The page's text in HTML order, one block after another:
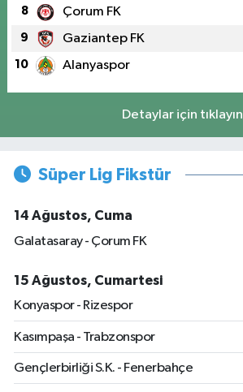
8 Çorum FK
9 Gaziantep FK
10 Alanyaspor
Detaylar için tıklayın
Süper Lig Fikstür
14 Ağustos, Cuma
Galatasaray - Çorum FK
15 Ağustos, Cumartesi
Konyaspor - Rizespor
Kasımpaşa - Trabzonspor
Gençlerbirliği S.K. - Fenerbahçe